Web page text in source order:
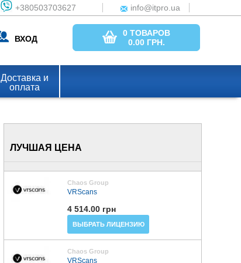
+380503703627 info@itpro.ua
ВХОД
0 ТОВАРОВ
0.00 ГРН.
Доставка и
оплата
ЛУЧШАЯ ЦЕНА
Chaos Group
VRScans
4 514.00 грн
ВЫБРАТЬ ЛИЦЕНЗИЮ
Chaos Group
VRScans